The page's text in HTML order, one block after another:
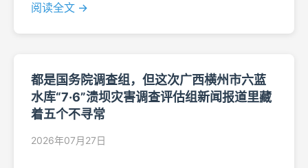
阅读全文 →
都是国务院调查组，但这次广西横州市六蓝
水库“7·6”溃坝灾害调查评估组新闻报道里藏
着五个不寻常
2026年07月27日